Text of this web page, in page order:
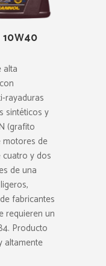
10W40
alta
rayaduras
sintéticos y
(grafito
motores de
cuatro y dos
de una
fabricantes
requieren un
Producto
altamente